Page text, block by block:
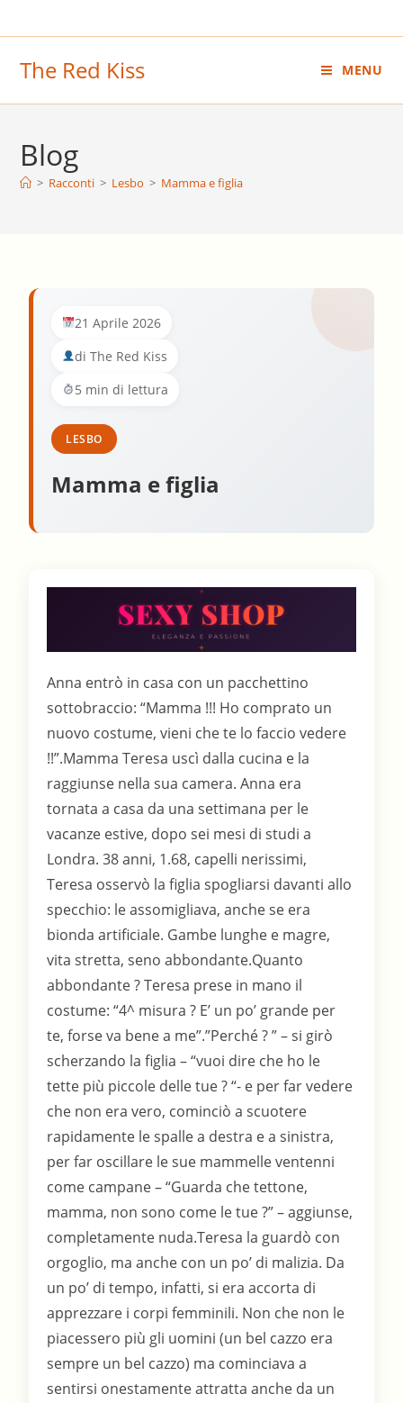
al
The Red Kiss MENU
Blog
> Racconti > Lesbo > Mamma e figlia
21 Aprile 2026
di The Red Kiss
5 min di lettura
LESBO
Mamma e figlia
Anna entrò in casa con un pacchettino
sottobraccio: “Mamma !!! Ho comprato un
nuovo costume, vieni che te lo faccio vedere
!!”.Mamma Teresa uscì dalla cucina e la
raggiunse nella sua camera. Anna era
tornata a casa da una settimana per le
vacanze estive, dopo sei mesi di studi a
Londra. 38 anni, 1.68, capelli nerissimi,
Teresa osservò la figlia spogliarsi davanti allo
specchio: le assomigliava, anche se era
bionda artificiale. Gambe lunghe e magre,
vita stretta, seno abbondante.Quanto
abbondante ? Teresa prese in mano il
costume: “4^ misura ? E’ un po’ grande per
te, forse va bene a me”.”Perché ? ” – si girò
scherzando la figlia – “vuoi dire che ho le
tette più piccole delle tue ? “- e per far vedere
che non era vero, cominciò a scuotere
rapidamente le spalle a destra e a sinistra,
per far oscillare le sue mammelle ventenni
come campane – “Guarda che tettone,
mamma, non sono come le tue ?” – aggiunse,
completamente nuda.Teresa la guardò con
orgoglio, ma anche con un po’ di malizia. Da
un po’ di tempo, infatti, si era accorta di
apprezzare i corpi femminili. Non che non le
piacessero più gli uomini (un bel cazzo era
sempre un bel cazzo) ma cominciava a
sentirsi onestamente attratta anche da un